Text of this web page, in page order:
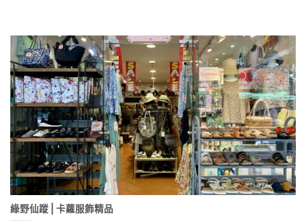
綠野仙蹤⎪卡蘿服飾精品